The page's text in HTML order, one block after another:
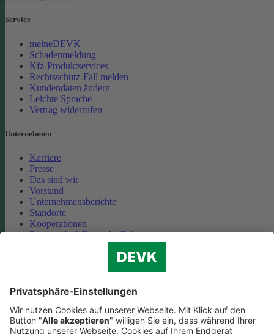
Service
meineDEVK
Schadenmeldung
Kfz-Produktservices
Rechtsschutz-Fall melden
Kundendaten ändern
Leichte Sprache
Vertrag widerrufen
Unternehmen
Karriere
Presse
Das sind wir
Vorstand
Unternehmensberichte
Standorte
Kooperationen
Partnerschaft Deutsche Bahn